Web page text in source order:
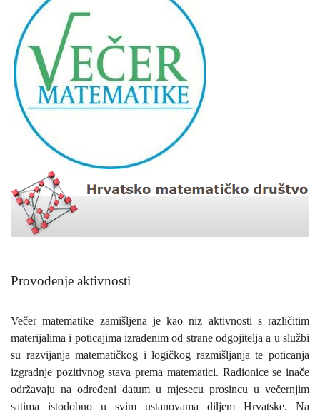
Provođenje aktivnosti
Večer matematike zamišljena je kao niz aktivnosti s različitim
materijalima i poticajima izrađenim od strane odgojitelja a u službi
su razvijanja matematičkog i logičkog razmišljanja te poticanja
izgradnje pozitivnog stava prema matematici. Radionice se inače
održavaju na određeni datum u mjesecu prosincu u večernjim
satima istodobno u svim ustanovama diljem Hrvatske. Na